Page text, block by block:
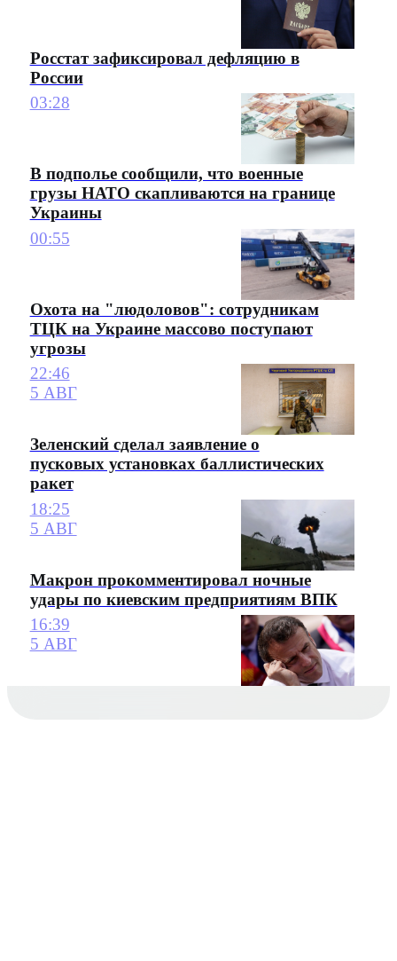
Росстат зафиксировал дефляцию в
России
03:28
В подполье сообщили, что военные
грузы НАТО скапливаются на границе
Украины
00:55
Охота на "людоловов": сотрудникам
ТЦК на Украине массово поступают
угрозы
22:46
5 АВГ
Зеленский сделал заявление о
пусковых установках баллистических
ракет
18:25
5 АВГ
Макрон прокомментировал ночные
удары по киевским предприятиям ВПК
16:39
5 АВГ